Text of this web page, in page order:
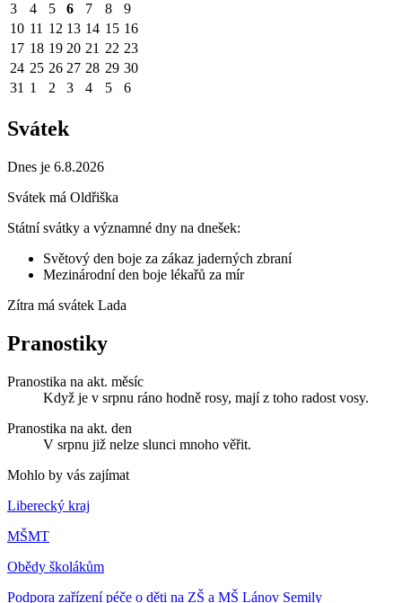
3
4 5 6 7 8
9
10 11 12 13 14 15 16
17 18 19 20 21 22 23
24 25 26 27 28 29 30
31 1 2 3 4 5 6
Svátek
Dnes je 6.8.2026
Svátek má Oldřiška
Státní svátky a významné dny na dnešek:
Světový den boje za zákaz jaderných zbraní
Mezinárodní den boje lékařů za mír
Zítra má svátek Lada
Pranostiky
Pranostika na akt. měsíc
Když je v srpnu ráno hodně rosy, mají z toho radost vosy.
Pranostika na akt. den
V srpnu již nelze slunci mnoho věřit.
Mohlo by vás zajímat
Liberecký kraj
MŠMT
Obědy školákům
Podpora zařízení péče o děti na ZŠ a MŠ Lánov Semily